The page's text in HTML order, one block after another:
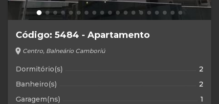
Código: 5484 - Apartamento
location_on Centro, Balneário Camboriú
Dormitório(s)
2
Banheiro(s)
2
Garagem(ns)
1